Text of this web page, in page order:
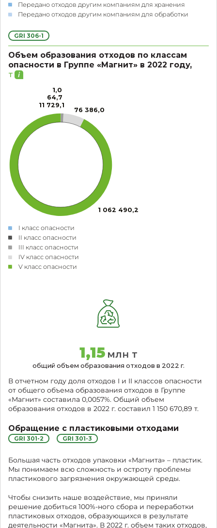
Передано отходов другим компаниям для хранения
Передано отходов другим компаниям для обработки
GRI 306-1
Объем образования отходов по классам
опасности в Группе «Магнит» в 2022 году,
т
1,0
64,7
11 729,1
76 386,0
1 062 490,2
I класс опасности
II класс опасности
III класс опасности
IV класс опасности
V класс опасности
1,15 млн т
общий объем образования отходов в 2022 г.
В отчетном году доля отходов I и II классов опасности
от общего объема образования отходов в Группе
«Магнит» составила 0,0057%. Общий объем
образования отходов в 2022 г. составил 1 150 670,89 т.
Обращение с пластиковыми отходами
GRI 301-2 GRI 301-3
Большая часть отходов упаковки «Магнита» – пластик.
Мы понимаем всю сложность и остроту проблемы
пластикового загрязнения окружающей среды.
Чтобы снизить наше воздействие, мы приняли
решение добиться 100%-ного сбора и переработки
пластиковых отходов, образующихся в результате
деятельности «Магнита». В 2022 г. объем таких отходов,